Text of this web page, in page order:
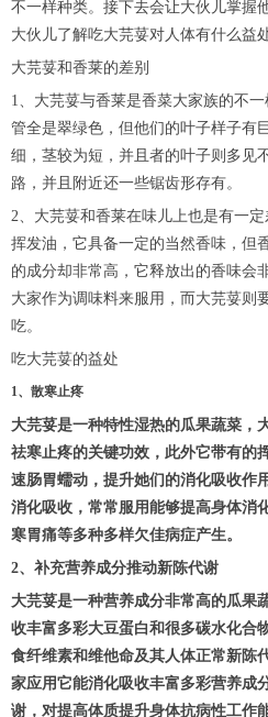
不一样种类。接下去会让大伙儿掌握
大伙儿了解吃大芫荽对人体有什么益处
大芫荽和香莱的差别
1、大芫荽与香莱是香菜大家族的不
管全是翠绿色，但他们的叶子样子有
细，茎较为短，并且者的叶子则多见
路，并且附近还一些锯齿形存有。
2、大芫荽和香莱在味儿上也是有一
挥发油，它具备一定的当然香味，但
的成分却非常高，它释放出的香味会
大家作为调味料来服用，而大芫荽则
吃。
吃大芫荽的益处
1、散寒止疼
大芫荽是一种特性湿热的瓜果蔬菜，
祛寒止疼的关键功效，此外它带有的
速肠胃蠕动，提升她们的消化吸收作
消化吸收，常常服用能够提高身体消
寒胃痛等多种多样欠佳病症产生。
2、补充营养成分推动新陈代谢
大芫荽是一种营养成分非常高的瓜果
收丰富多彩大豆蛋白和很多碳水化合
食纤维素和维他命及其人体正常新陈
家应用它能消化吸收丰富多彩营养成
谢，对提高体质提升身体抗病性工作